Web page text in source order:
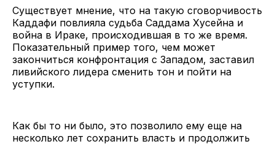
Существует мнение, что на такую сговорчивость
Каддафи повлияла судьба Саддама Хусейна и
война в Ираке, происходившая в то же время.
Показательный пример того, чем может
закончиться конфронтация с Западом, заставил
ливийского лидера сменить тон и пойти на
уступки.
Как бы то ни было, это позволило ему еще на
несколько лет сохранить власть и продолжить